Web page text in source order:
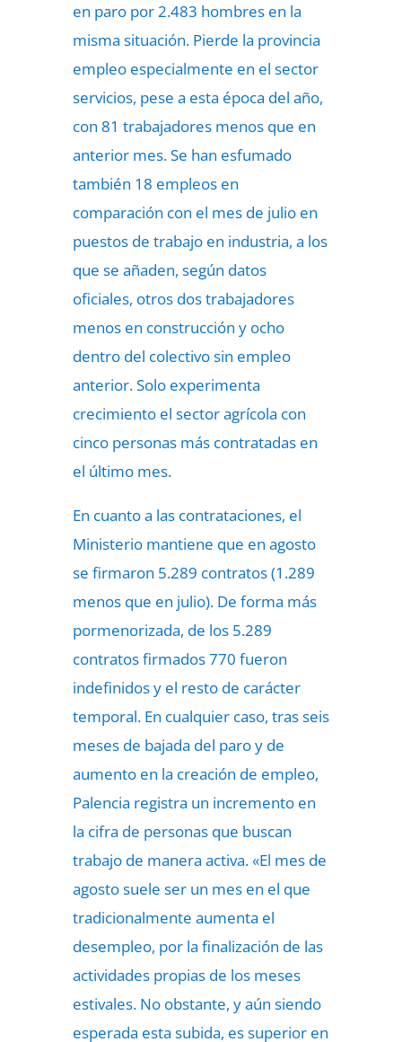
en paro por 2.483 hombres en la
misma situación. Pierde la provincia
empleo especialmente en el sector
servicios, pese a esta época del año,
con 81 trabajadores menos que en
anterior mes. Se han esfumado
también 18 empleos en
comparación con el mes de julio en
puestos de trabajo en industria, a los
que se añaden, según datos
oficiales, otros dos trabajadores
menos en construcción y ocho
dentro del colectivo sin empleo
anterior. Solo experimenta
crecimiento el sector agrícola con
cinco personas más contratadas en
el último mes.
En cuanto a las contrataciones, el
Ministerio mantiene que en agosto
se firmaron 5.289 contratos (1.289
menos que en julio). De forma más
pormenorizada, de los 5.289
contratos firmados 770 fueron
indefinidos y el resto de carácter
temporal. En cualquier caso, tras seis
meses de bajada del paro y de
aumento en la creación de empleo,
Palencia registra un incremento en
la cifra de personas que buscan
trabajo de manera activa. «El mes de
agosto suele ser un mes en el que
tradicionalmente aumenta el
desempleo, por la finalización de las
actividades propias de los meses
estivales. No obstante, y aún siendo
esperada esta subida, es superior en